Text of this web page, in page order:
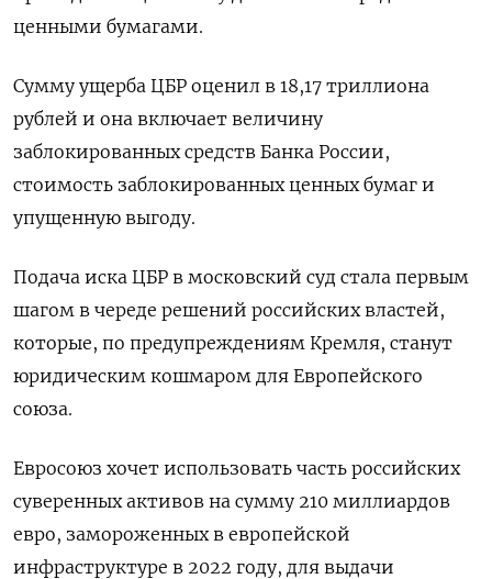
ценными бумагами.
Сумму ущерба ЦБР оценил в 18,17 триллиона
рублей и она включает величину
заблокированных средств Банка России,
стоимость заблокированных ценных бумаг и
упущенную выгоду.
Подача иска ЦБР в московский суд стала первым
шагом в череде решений российских властей,
которые, по предупреждениям Кремля, станут
юридическим кошмаром для Европейского
союза.
Евросоюз хочет использовать часть российских
суверенных активов на сумму 210 миллиардов
евро, замороженных в европейской
инфраструктуре в 2022 году, для выдачи